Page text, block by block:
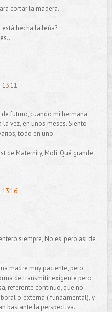
cortar la madera.
hecha la leña?
futuro, cuando mi hermana
vez, en unos meses. Siento
todo en uno.
de Maternity, Moli. Qué grande
siempre, No es. pero así de
madre muy paciente, pero
de transmitir exigente pero
referente contínuo, que no
o externa ( fundamental), y
bastante la perspectiva.